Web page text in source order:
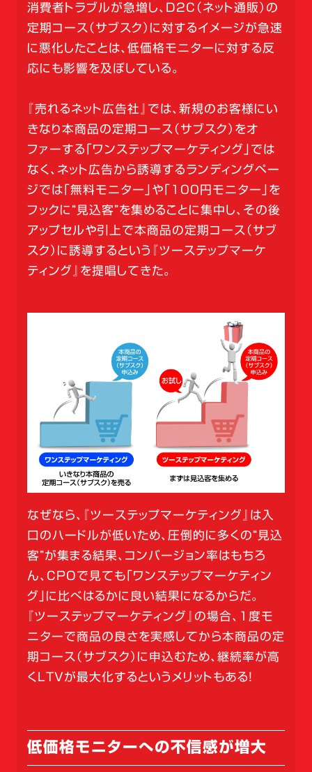
消費者トラブルが急増し、D2C（ネット通販）の
定期コース（サブスク）に対するイメージが急速
に悪化したことは、低価格モニターに対する反
応にも影響を及ぼしている。
『売れるネット広告社』では、新規のお客様にい
きなり本商品の定期コース（サブスク）をオ
ファーする「ワンステップマーケティング」では
なく、ネット広告から誘導するランディングペー
ジでは「無料モニター」や「100円モニター」を
フックに“見込客”を集めることに集中し、その後
アップセルや引上で本商品の定期コース（サブ
スク）に誘導するという『ツーステップマーケ
ティング』を提唱してきた。
なぜなら、『ツーステップマーケティング』は入
口のハードルが低いため、圧倒的に多くの“見込
客”が集まる結果、コンバージョン率はもちろ
ん、CPOで見ても「ワンステップマーケティン
グ」に比べはるかに良い結果になるからだ。
『ツーステップマーケティング』の場合、1度モ
ニターで商品の良さを実感してから本商品の定
期コース（サブスク）に申込むため、継続率が高
くLTVが最大化するというメリットもある！
低価格モニターへの不信感が増大